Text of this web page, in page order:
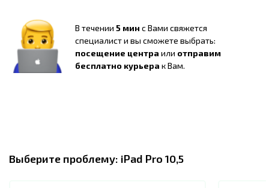
В течении 5 мин с Вами свяжется
специалист и вы сможете выбрать:
посещение центра или отправим
бесплатно курьера к Вам.
Выберите проблему: iPad Pro 10,5